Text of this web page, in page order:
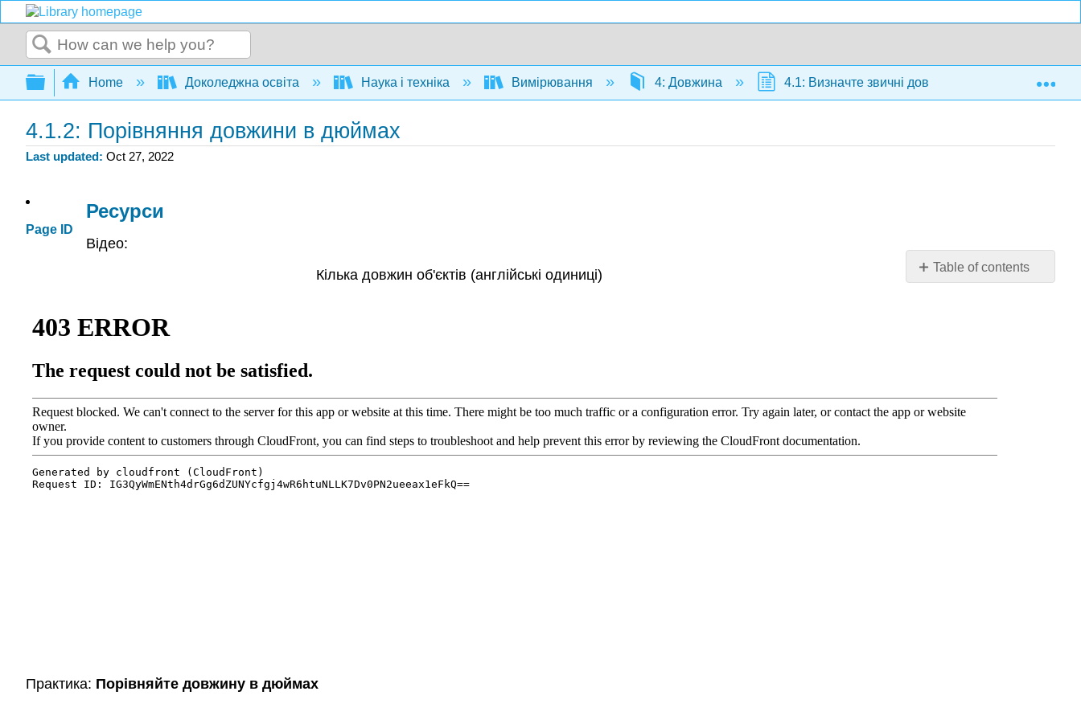
Search
Expand/collapse global hierarchy
Home Доколеджна освіта Наука і техніка Вимірювання 4: Довжина 4.1: Визначте звичні довжини 4.1.2:
4.1.2: Порівняння довжини в дюймах
Last updated Oct 27, 2022
Page ID
Table of contents
Ресурси
Відео:
Кілька довжин об'єктів (англійські одиниці)
Практика: Порівняйте довжину в дюймах